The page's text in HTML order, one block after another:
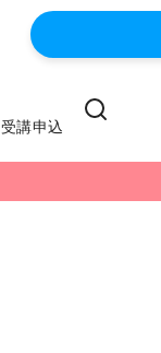
受講申込